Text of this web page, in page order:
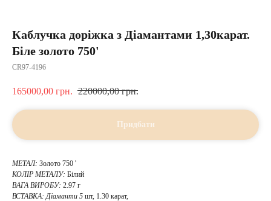
Каблучка доріжка з Діамантами 1,30карат.
Біле золото 750'
CR97-4196
165000,00 грн. 220000,00 грн.
Придбати
МЕТАЛ: Золото 750 '
КОЛІР МЕТАЛУ: Білий
ВАГА ВИРОБУ: 2.97 г
ВСТАВКА: Діаманти 5 шт, 1.30 карат,